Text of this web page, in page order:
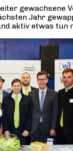
gewachsene
Jahr
aktiv etwas